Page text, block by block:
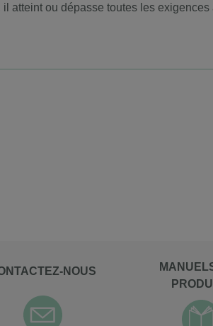
atteint ou dépasse toutes les
NOUS